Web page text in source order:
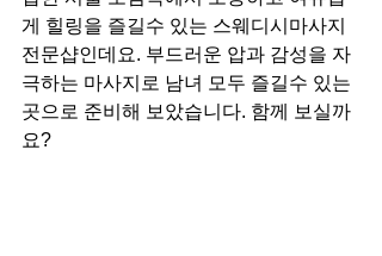
게 힐링을 즐길수 있는 스웨디시마사지
전문샵인데요. 부드러운 압과 감성을 자
극하는 마사지로 남녀 모두 즐길수 있는
곳으로 준비해 보았습니다. 함께 보실까
요?